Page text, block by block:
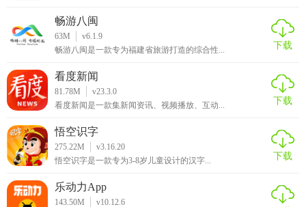
畅游八闽
63M
v6.1.9
畅游八闽是一款专为福建省旅游打造的综合性...
下载
看度新闻
81.78M
v23.3.0
看度新闻是一款集新闻资讯、视频播放、互动...
下载
悟空识字
275.22M
v3.16.20
悟空识字是一款专为3-8岁儿童设计的汉字...
下载
乐动力App
143.50M v10.12.6